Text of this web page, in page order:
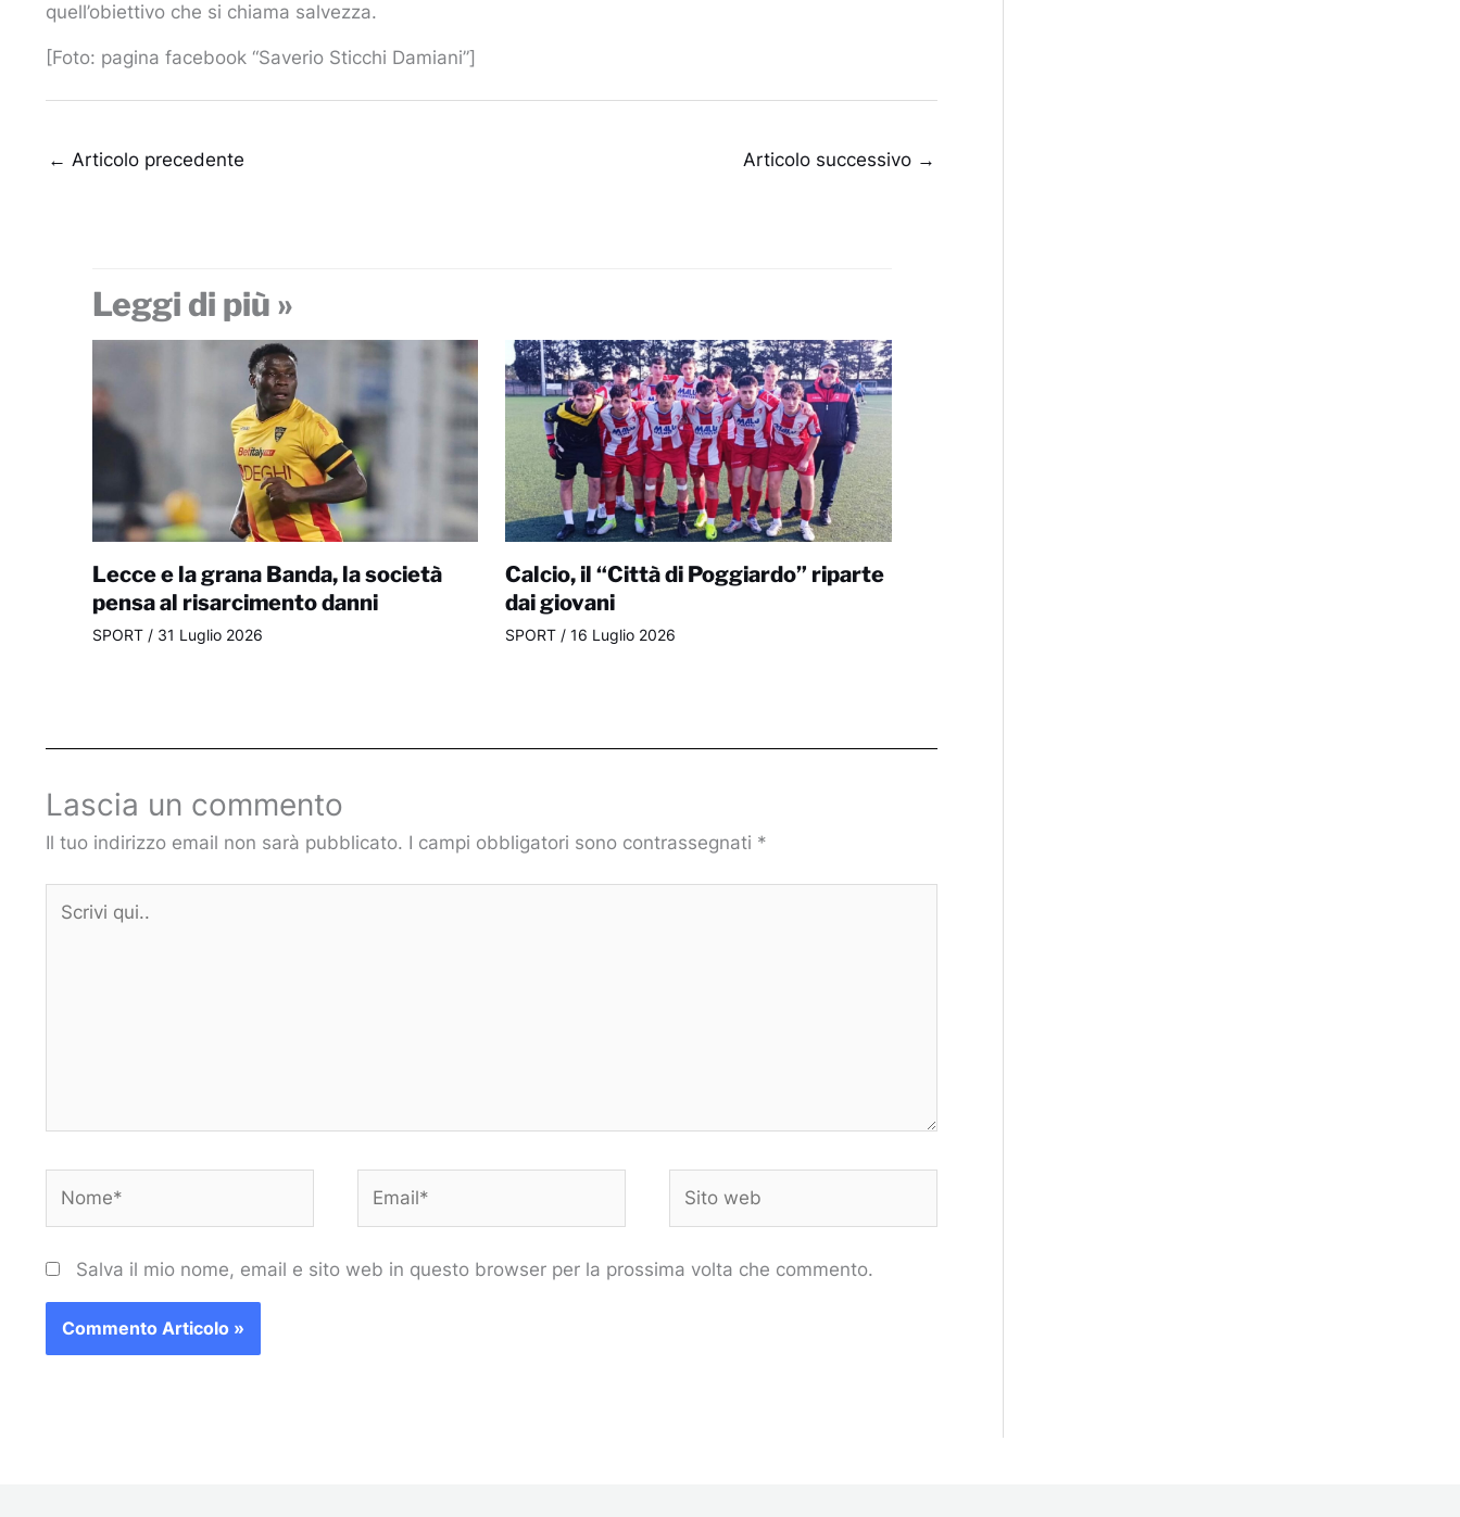
quell’obiettivo che si chiama salvezza.
[Foto: pagina facebook “Saverio Sticchi Damiani”]
← Articolo precedente Articolo successivo →
Leggi di più »
Lecce e la grana Banda, la società
pensa al risarcimento danni
SPORT/ 31 Luglio 2026
Calcio, il “Città di Poggiardo” riparte
dai giovani
SPORT / 16 Luglio 2026
Lascia un commento
Il tuo indirizzo email non sarà pubblicato. I campi obbligatori sono contrassegnati *
qui..
web
Salva il mio nome, email e sito web in questo browser per la prossima volta che commento.